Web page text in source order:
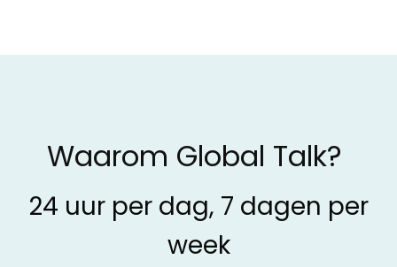
Waarom Global Talk?
24 uur per dag, 7 dagen per
week